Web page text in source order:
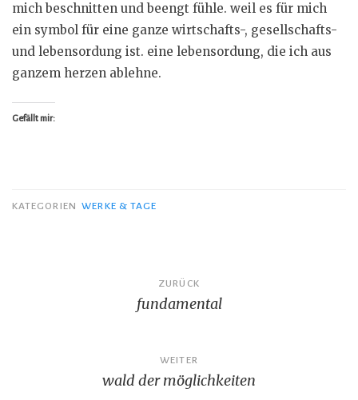
mich beschnitten und beengt fühle. weil es für mich
ein symbol für eine ganze wirtschafts-, gesellschafts-
und lebensordung ist. eine lebensordung, die ich aus
ganzem herzen ablehne.
Gefällt mir:
KATEGORIEN WERKE & TAGE
Beitragsnavigation
ZURÜCK
fundamental
WEITER
wald der möglichkeiten